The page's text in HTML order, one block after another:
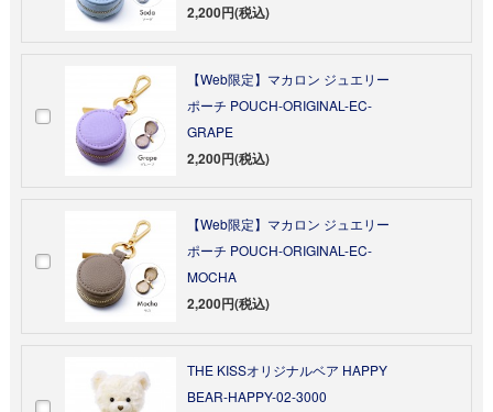
2,200円(税込)
【Web限定】マカロン ジュエリー
ポーチ POUCH-ORIGINAL-EC-
GRAPE
2,200円(税込)
【Web限定】マカロン ジュエリー
ポーチ POUCH-ORIGINAL-EC-
MOCHA
2,200円(税込)
THE KISSオリジナルベア HAPPY
BEAR-HAPPY-02-3000